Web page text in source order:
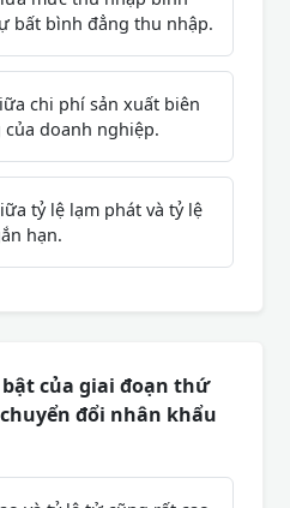
bất bình đẳng thu nhập.
chi phí sản xuất biên
doanh nghiệp.
tỷ lệ lạm phát và tỷ lệ
hạn.
của giai đoạn thứ
đổi nhân khẩu